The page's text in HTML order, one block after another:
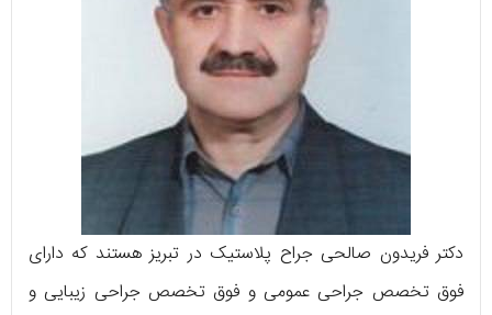
دکتر فریدون صالحی جراح پلاستیک در تبریز هستند که دارای
فوق تخصص جراحی عمومی و فوق تخصص جراحی زیبایی و